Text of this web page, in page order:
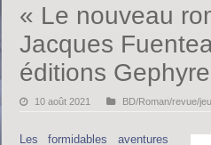
« Le nouveau
Jacques
éditions
10 août 2021 BD/Roman/revue/jeu
Les formidables aventures